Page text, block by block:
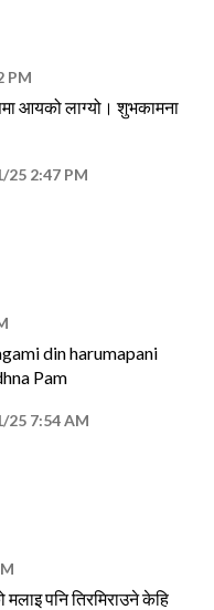
PM
आयको लाग्यो। शुभकामना
25 2:47 PM
din harumapani
Pam
25 7:54 AM
मलाइ पनि तिरमिराउने केहि